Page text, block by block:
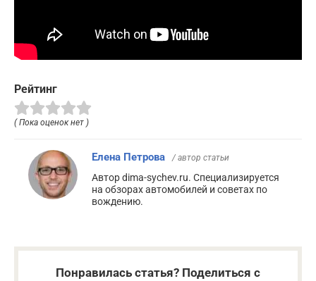
Рейтинг
( Пока оценок нет )
Елена Петрова / автор статьи
Автор dima-sychev.ru. Специализируется
на обзорах автомобилей и советах по
вождению.
Понравилась статья? Поделиться с